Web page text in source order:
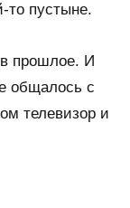
то пустыне.
прошлое. И
общалось с
телевизор и